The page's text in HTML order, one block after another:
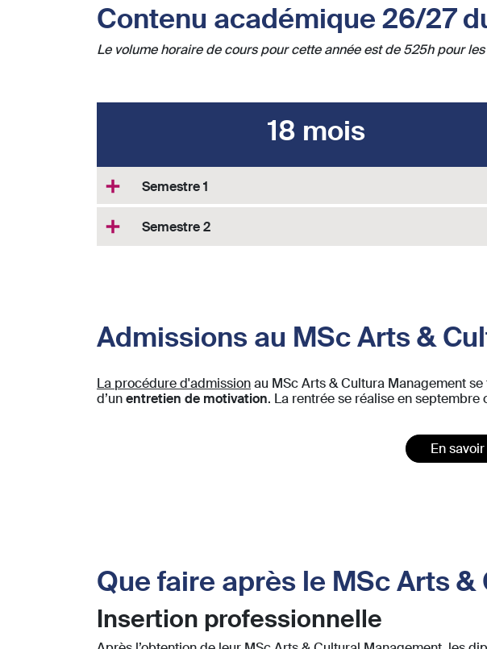
Contenu académique 26/27
Le volume horaire de cours pour cette année est de 525h pour
18 mois
Semestre 1
Semestre 2
Admissions au MSc Arts &
La procédure d'admissionau MSc Arts & Cultura Management
d’unentretien de motivation. La rentrée se réalise en septembre
En
Que faire après le MSc Arts
Insertion professionnelle